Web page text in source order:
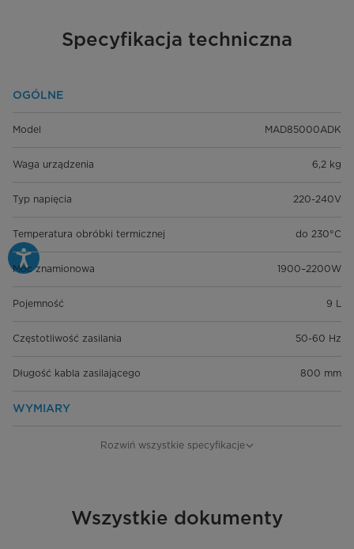
Specyfikacja techniczna
OGÓLNE
Model MAD85000ADK
Waga urządzenia 6,2 kg
Typ napięcia 220-240V
Temperatura obróbki termicznej do 230°C
Moc znamionowa 1900–2200W
Pojemność 9 L
Częstotliwość zasilania 50-60 Hz
Długość kabla zasilającego 800 mm
WYMIARY
Głębokość korpusu
Szerokość korpusu
Rozwiń wszystkie specyfikacje
Wszystkie dokumenty